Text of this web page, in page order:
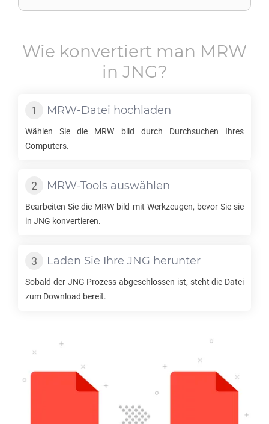
Wie konvertiert man MRW
in JNG?
MRW-Datei hochladen
Wählen Sie die MRW bild durch Durchsuchen Ihres
Computers.
MRW-Tools auswählen
Bearbeiten Sie die MRW bild mit Werkzeugen, bevor Sie sie
in JNG konvertieren.
Laden Sie Ihre JNG herunter
Sobald der JNG Prozess abgeschlossen ist, steht die Datei
zum Download bereit.